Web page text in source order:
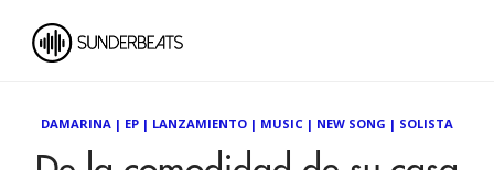
DAMARINA | EP | LANZAMIENTO | MUSIC | NEW SONG | SOLISTA